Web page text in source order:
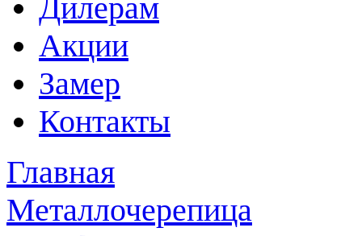
Дилерам
Акции
Замер
Контакты
Главная
Металлочерепица